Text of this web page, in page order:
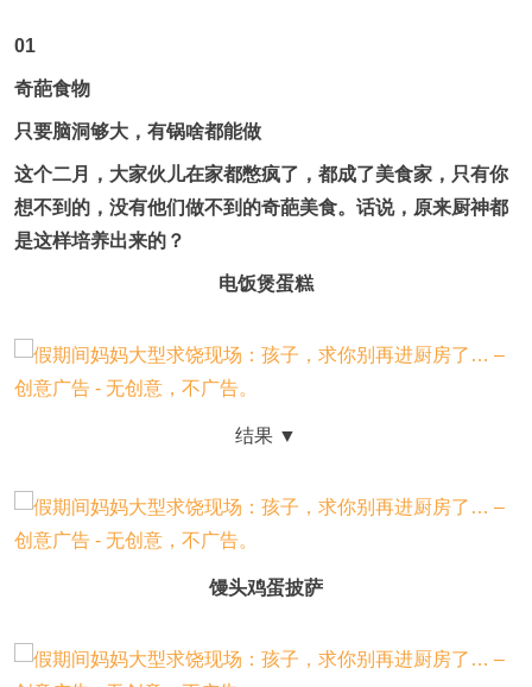
01
奇葩食物
只要脑洞够大，有锅啥都能做
这个二月，大家伙儿在家都憋疯了，都成了美食家，只有你
想不到的，没有他们做不到的奇葩美食。话说，原来厨神都
是这样培养出来的？
电饭煲蛋糕
结果 ▼
馒头鸡蛋披萨